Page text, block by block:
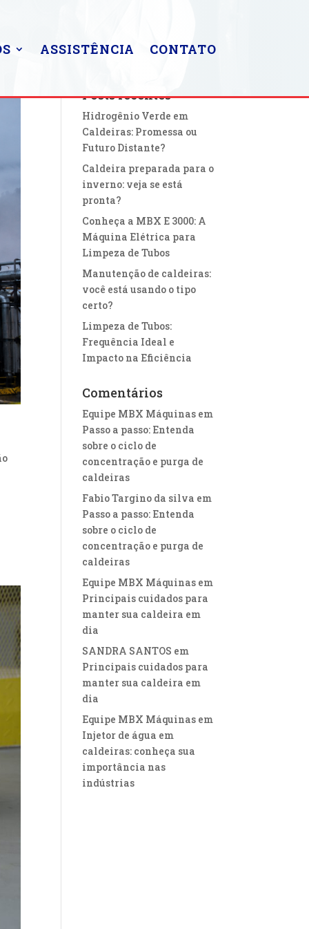
ASSISTÊNCIA CONTATO
Posts recentes
Hidrogênio Verde em
Caldeiras: Promessa ou
Futuro Distante?
Caldeira preparada para o
inverno: veja se está
pronta?
Conheça a MBX E 3000: A
Máquina Elétrica para
Limpeza de Tubos
Manutenção de caldeiras:
você está usando o tipo
certo?
Limpeza de Tubos:
Frequência Ideal e
Impacto na Eficiência
Comentários
Equipe MBX Máquinas em
Passo a passo: Entenda
sobre o ciclo de
concentração e purga de
caldeiras
Fabio Targino da silva em
Passo a passo: Entenda
sobre o ciclo de
concentração e purga de
caldeiras
Equipe MBX Máquinas em
Principais cuidados para
manter sua caldeira em
dia
SANDRA SANTOS em
Principais cuidados para
manter sua caldeira em
dia
Equipe MBX Máquinas em
Injetor de água em
caldeiras: conheça sua
importância nas
indústrias